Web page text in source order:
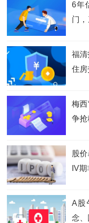
6年
门
福清
住
梅西
争
股
IV
A股
念